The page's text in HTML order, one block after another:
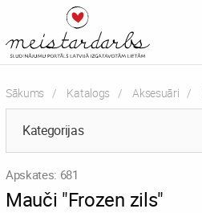
Sākums Katalogs Aksesuāri
Kategorijas
Apskates: 681
Mauči "Frozen zils"